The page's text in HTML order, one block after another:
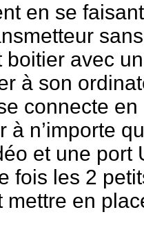
en se
boitier avec
à son
connecte
à n’importe
et une port
fois les 2
mettre en